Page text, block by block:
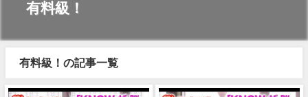
有料級！
有料級！の記事一覧